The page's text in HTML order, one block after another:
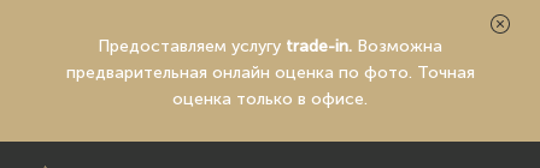
Предоставляем услугу trade-in. Возможна
предварительная онлайн оценка по фото. Точная
оценка только в офисе.